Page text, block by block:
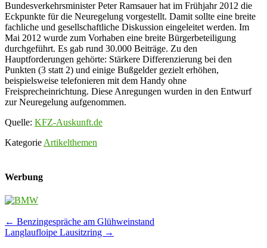
Bundesverkehrsminister Peter Ramsauer hat im Frühjahr 2012 die
Eckpunkte für die Neuregelung vorgestellt. Damit sollte eine breite
fachliche und gesellschaftliche Diskussion eingeleitet werden. Im
Mai 2012 wurde zum Vorhaben eine breite Bürgerbeteiligung
durchgeführt. Es gab rund 30.000 Beiträge. Zu den
Hauptforderungen gehörte: Stärkere Differenzierung bei den
Punkten (3 statt 2) und einige Bußgelder gezielt erhöhen,
beispielsweise telefonieren mit dem Handy ohne
Freisprecheinrichtung. Diese Anregungen wurden in den Entwurf
zur Neuregelung aufgenommen.
Quelle: KFZ-Auskunft.de
Kategorie Artikelthemen
Werbung
Post
navigation
← Benzingespräche am Glühweinstand
Langlaufloipe Lausitzring →